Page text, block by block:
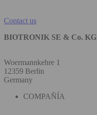
Contact us
BIOTRONIK SE & Co. KG
Woermannkehre 1
12359 Berlin
Germany
COMPAÑÍA